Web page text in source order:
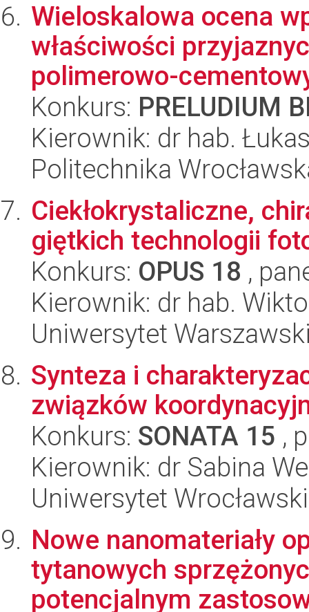
Wieloskalowa ocena
właściwości
polimerowo-
Konkurs: PRELUDIUM
Kierownik: dr hab.
Politechnika
Ciekłokrystaliczne,
giętkich technologii
Konkurs: OPUS 18 ,
Kierownik: dr hab.
Uniwersytet
Synteza i
związków
Konkurs: SONATA 15 ,
Kierownik: dr Sabina
Uniwersytet
Nowe nanomateriały
tytanowych
potencjalnym